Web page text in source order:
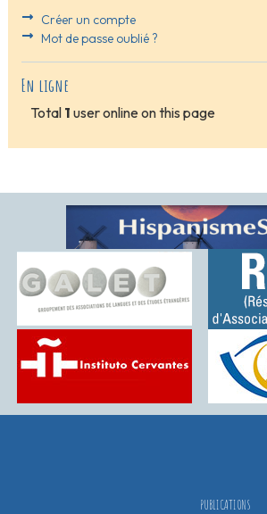
Créer un compte
Mot de passe oublié ?
En ligne
Total 1 user online on this page
PUBLICATIONS